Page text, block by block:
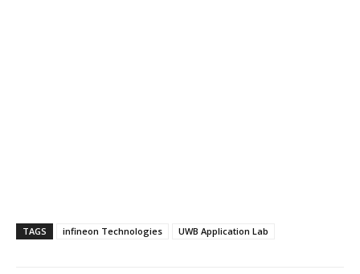
TAGS infineon Technologies UWB Application Lab